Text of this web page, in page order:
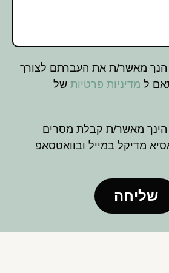
מאשר/ת את העברתם לצורך
ל מדיניות פרטיות של
מאשר/ת קבלת מסרים
מדיקל במייל ובוואטסאפ
שליחה